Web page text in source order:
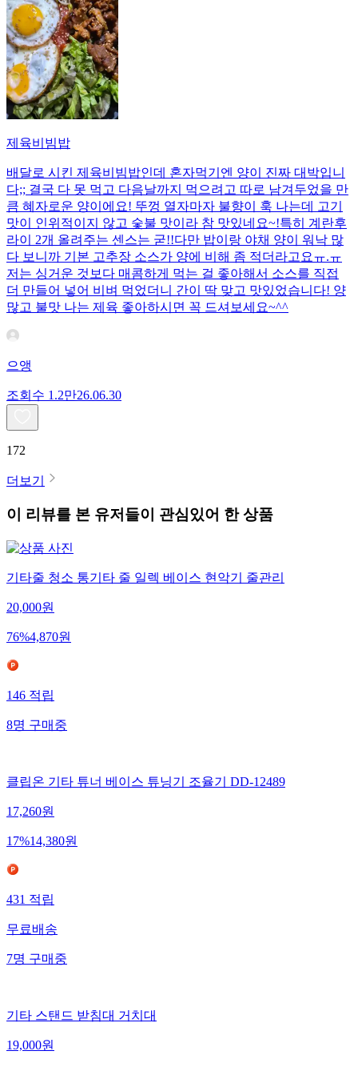
제육비빔밥
배달로 시킨 제육비빔밥인데 혼자먹기엔 양이 진짜 대박입니
다;; 결국 다 못 먹고 다음날까지 먹으려고 따로 남겨두었을 만
큼 혜자로운 양이에요! 뚜껑 열자마자 불향이 훅 나는데 고기
맛이 인위적이지 않고 숯불 맛이라 참 맛있네요~!특히 계란후
라이 2개 올려주는 센스는 굳!! ​다만 밥이랑 야채 양이 워낙 많
다 보니까 기본 고추장 소스가 양에 비해 좀 적더라고요ㅠ.ㅠ
저는 싱거운 것보다 매콤하게 먹는 걸 좋아해서 소스를 직접
더 만들어 넣어 비벼 먹었더니 간이 딱 맞고 맛있었습니다! 양
많고 불맛 나는 제육 좋아하시면 꼭 드셔보세요~^^
으앵
조회수 1.2만26.06.30
172
더보기
이 리뷰를 본 유저들이 관심있어 한 상품
기타줄 청소 통기타 줄 일렉 베이스 현악기 줄관리
20,000원
76%4,870원
146 적립
8명 구매중
클립온 기타 튜너 베이스 튜닝기 조율기 DD-12489
17,260원
17%14,380원
431 적립
무료배송
7명 구매중
기타 스탠드 받침대 거치대
19,000원